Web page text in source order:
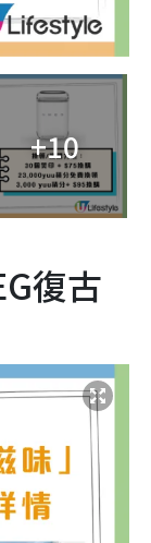
+10
復古